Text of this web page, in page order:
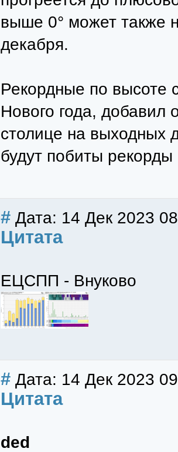
выше 0° может также
декабря.
Рекордные по высоте
Нового года, добавил
столице на выходных
будут побиты
# Дата: 14 Дек 2023
Цитата
ЕЦСПП - Внуково
# Дата: 14 Дек 2023
Цитата
ded